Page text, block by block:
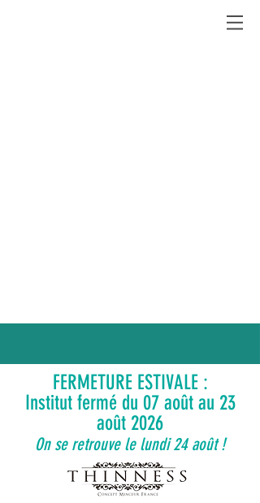
FERMETURE ESTIVALE :
Institut fermé du 07 août au 23
août 2026
On se retrouve le lundi 24 août !